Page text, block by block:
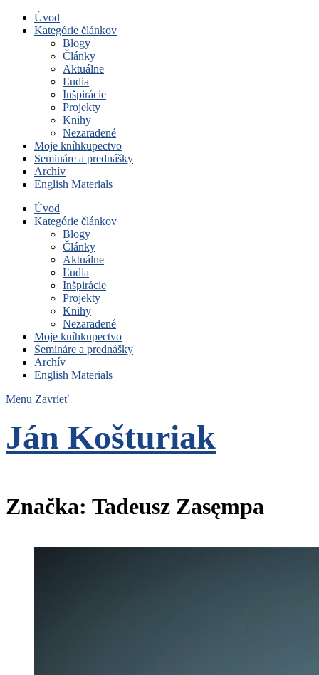
Úvod
Kategórie článkov
Blogy
Články
Aktuálne
Ľudia
Inšpirácie
Projekty
Knihy
Nezaradené
Moje kníhkupectvo
Semináre a prednášky
Archív
English Materials
Úvod
Kategórie článkov
Blogy
Články
Aktuálne
Ľudia
Inšpirácie
Projekty
Knihy
Nezaradené
Moje kníhkupectvo
Semináre a prednášky
Archív
English Materials
Menu Zavrieť
Ján Košturiak
Značka: Tadeusz Zasęmpa